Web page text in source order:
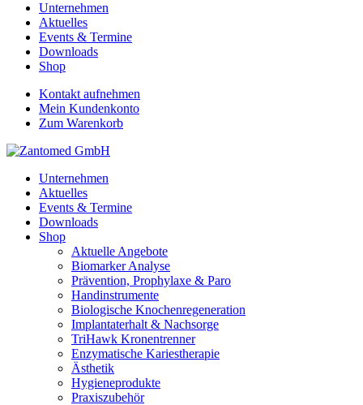
Unternehmen
Aktuelles
Events & Termine
Downloads
Shop
Kontakt aufnehmen
Mein Kundenkonto
Zum Warenkorb
Unternehmen
Aktuelles
Events & Termine
Downloads
Shop
Aktuelle Angebote
Biomarker Analyse
Prävention, Prophylaxe & Paro
Handinstrumente
Biologische Knochenregeneration
Implantaterhalt & Nachsorge
TriHawk Kronentrenner
Enzymatische Kariestherapie
Ästhetik
Hygieneprodukte
Praxiszubehör